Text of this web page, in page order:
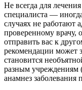
Не всегда для
специалиста —
случаях не работают
проверенному врачу,
отправить вас к
рекомендации может
становится
разным учреждениям
анамнез заболевания